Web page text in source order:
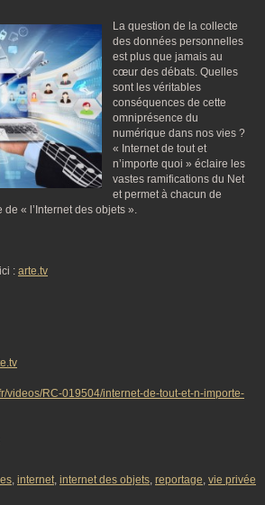
La question de la collecte
des données personnelles
est plus que jamais au
cœur des débats. Quelles
sont les véritables
conséquences de cette
omniprésence du
numérique dans nos vies ?
« Internet de tout et
n’importe quoi » éclaire les
vastes ramifications du Net
et permet à chacun de
« l’Internet des objets ».
: arte.tv
videos/RC-019504/internet-de-tout-et-n-importe-
, internet, internet des objets, reportage, vie privée